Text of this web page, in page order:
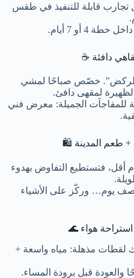
تجارب قابلة للتنفيذ في طقس
4 أو 7 أيام.
خصّص صباحًا لمشي
لمقهى دافئ.
للمفاجآت الجميلة: معرض فني
أقل، فتستطيع التفاوض بهدوء
يوم… وركّز على الأشياء
لقطات مذهلة: مياه واسعة +
قبل برودة المساء.